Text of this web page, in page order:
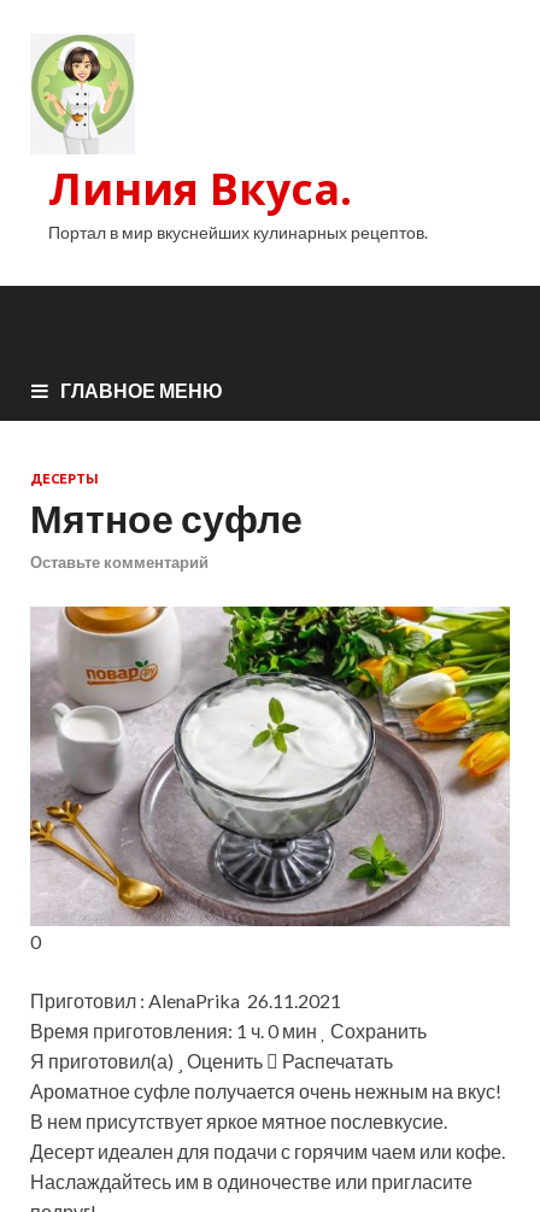
Линия Вкуса.
Портал в мир вкуснейших кулинарных рецептов.
ГЛАВНОЕ МЕНЮ
ДЕСЕРТЫ
Мятное суфле
Оставьте комментарий
0
Приготовил : AlenaPrika 26.11.2021
Время приготовления: 1 ч. 0 мин
Сохранить
Я приготовил(а)
Оценить
Распечатать
Ароматное суфле получается очень нежным на вкус!
В нем присутствует яркое мятное послевкусие.
Десерт идеален для подачи с горячим чаем или кофе.
Наслаждайтесь им в одиночестве или пригласите